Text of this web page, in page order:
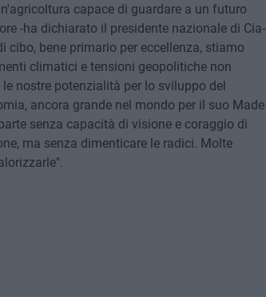
capace di guardare a un futuro
-ha dichiarato il presidente nazionale di Cia-
bene primario per eccellenza, stiamo
climatici e tensioni geopolitiche non
nostre potenzialità per lo sviluppo del
ancora grande nel mondo per il suo Made
senza capacità di visione e coraggio di
ma senza dimenticare le radici. Molte